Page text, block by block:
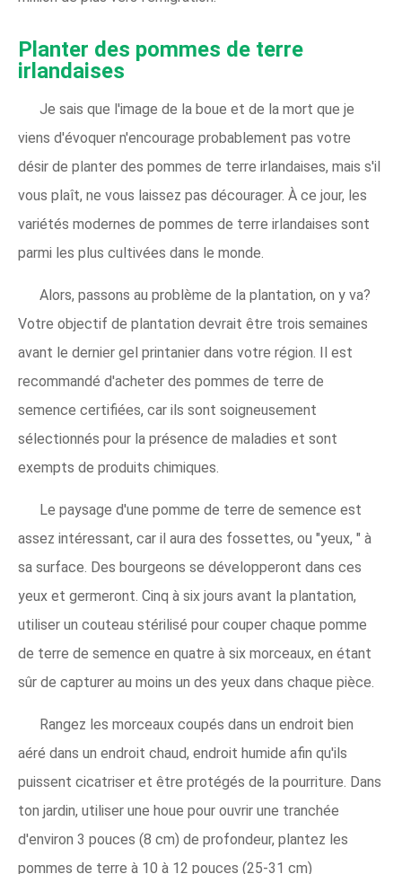
Planter des pommes de terre
irlandaises
Je sais que l'image de la boue et de la mort que je
viens d'évoquer n'encourage probablement pas votre
désir de planter des pommes de terre irlandaises, mais s'il
vous plaît, ne vous laissez pas décourager. À ce jour, les
variétés modernes de pommes de terre irlandaises sont
parmi les plus cultivées dans le monde.
Alors, passons au problème de la plantation, on y va?
Votre objectif de plantation devrait être trois semaines
avant le dernier gel printanier dans votre région. Il est
recommandé d'acheter des pommes de terre de
semence certifiées, car ils sont soigneusement
sélectionnés pour la présence de maladies et sont
exempts de produits chimiques.
Le paysage d'une pomme de terre de semence est
assez intéressant, car il aura des fossettes, ou "yeux, " à
sa surface. Des bourgeons se développeront dans ces
yeux et germeront. Cinq à six jours avant la plantation,
utiliser un couteau stérilisé pour couper chaque pomme
de terre de semence en quatre à six morceaux, en étant
sûr de capturer au moins un des yeux dans chaque pièce.
Rangez les morceaux coupés dans un endroit bien
aéré dans un endroit chaud, endroit humide afin qu'ils
puissent cicatriser et être protégés de la pourriture. Dans
ton jardin, utiliser une houe pour ouvrir une tranchée
d'environ 3 pouces (8 cm) de profondeur, plantez les
pommes de terre à 10 à 12 pouces (25-31 cm)